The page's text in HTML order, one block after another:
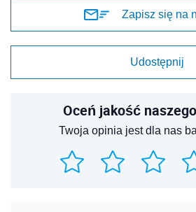
Zapisz się na
Udostępnij
Oceń jakość
Twoja opinia jest dla nas